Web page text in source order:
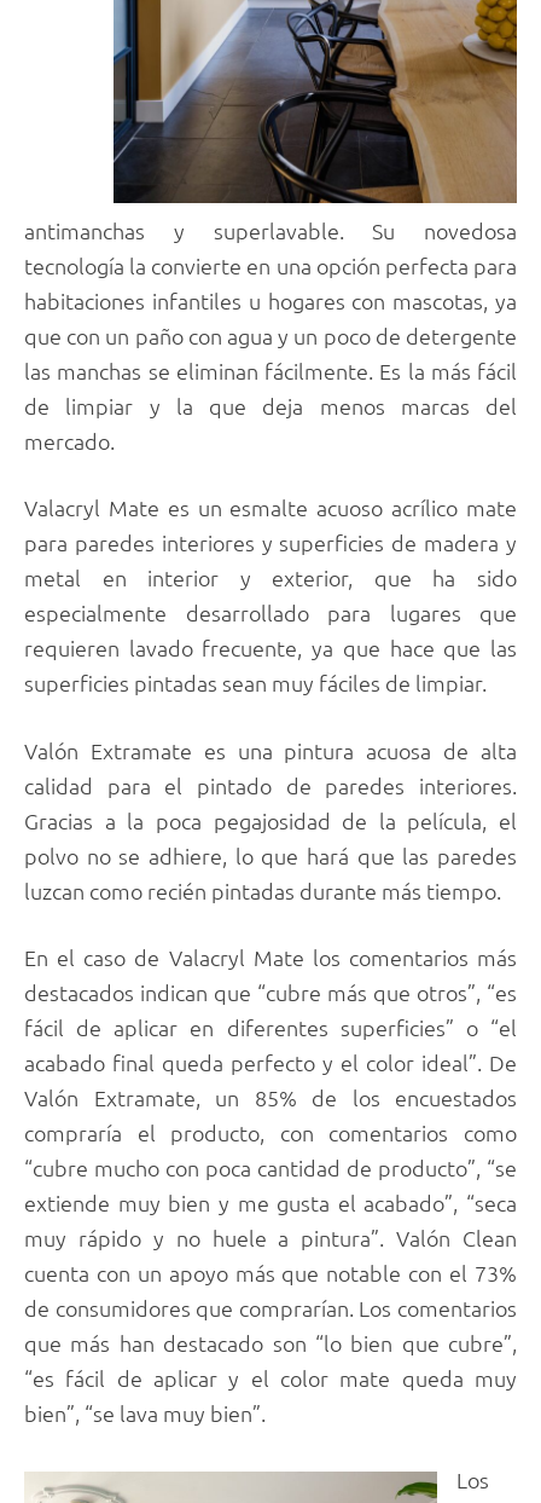
antimanchas y superlavable. Su novedosa
tecnología la convierte en una opción perfecta para
habitaciones infantiles u hogares con mascotas, ya
que con un paño con agua y un poco de detergente
las manchas se eliminan fácilmente. Es la más fácil
de limpiar y la que deja menos marcas del
mercado.
Valacryl Mate es un esmalte acuoso acrílico mate
para paredes interiores y superficies de madera y
metal en interior y exterior, que ha sido
especialmente desarrollado para lugares que
requieren lavado frecuente, ya que hace que las
superficies pintadas sean muy fáciles de limpiar.
Valón Extramate es una pintura acuosa de alta
calidad para el pintado de paredes interiores.
Gracias a la poca pegajosidad de la película, el
polvo no se adhiere, lo que hará que las paredes
luzcan como recién pintadas durante más tiempo.
En el caso de Valacryl Mate los comentarios más
destacados indican que “cubre más que otros”, “es
fácil de aplicar en diferentes superficies” o “el
acabado final queda perfecto y el color ideal”. De
Valón Extramate, un 85% de los encuestados
compraría el producto, con comentarios como
“cubre mucho con poca cantidad de producto”, “se
extiende muy bien y me gusta el acabado”, “seca
muy rápido y no huele a pintura”. Valón Clean
cuenta con un apoyo más que notable con el 73%
de consumidores que comprarían. Los comentarios
que más han destacado son “lo bien que cubre”,
“es fácil de aplicar y el color mate queda muy
bien”, “se lava muy bien”.
Los